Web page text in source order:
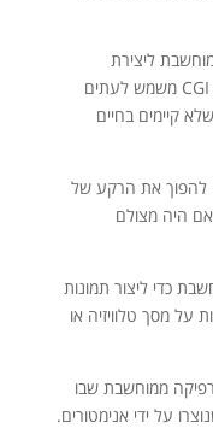
ליצירת
התמונות שאתה רואה על המסך. לדוגמה, CGI משמש לעתים
קיימים בחיים
להפוך את הרקע של
היה מצולם
כדי ליצור תמונות
על מסך טלוויזיה או
ממוחשבת שבו
על ידי אנימטורים.